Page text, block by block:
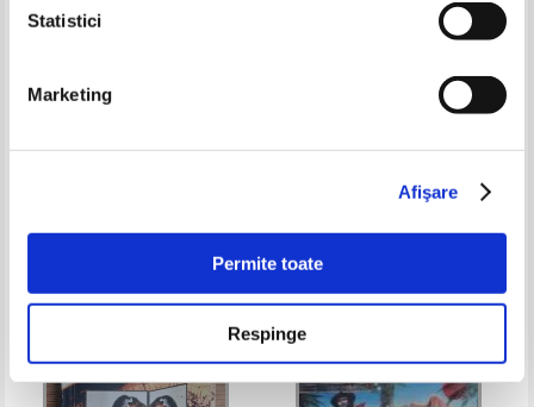
Statistici
Marketing
Afişare
Permite toate
Respinge
pumnalul familiei Borgia